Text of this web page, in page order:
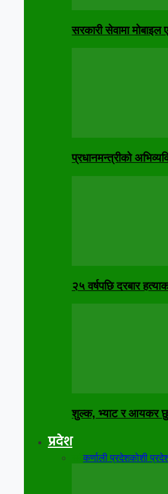
सरकारी सेवामा मोबाइल
प्रधानमन्त्रीको
२५ वर्षपछि दरबार
शुल्क, भ्याट र आयकर
प्रदेश
सबैकर्णाली प्रदेशकोशी